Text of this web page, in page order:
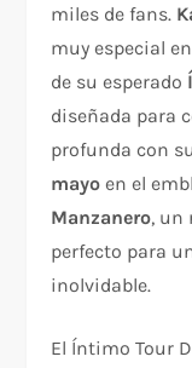
miles de fans.
muy especial
de su esperado
diseñada para
profunda con
mayo en el
Manzanero, un
perfecto para
inolvidable.
El Íntimo Tour